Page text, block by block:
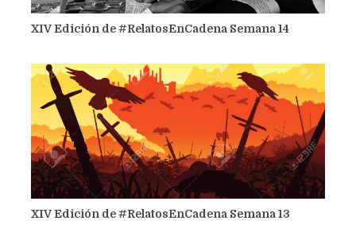
XIV Edición de #RelatosEnCadena Semana 14
XIV Edición de #RelatosEnCadena Semana 13